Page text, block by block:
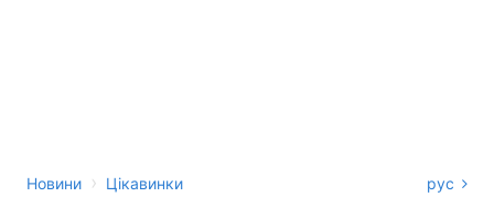
Новини › Цікавинки рус